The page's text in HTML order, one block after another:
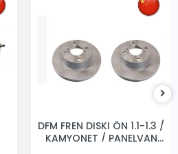
DFM FREN DISKI ÖN 1.1-1.3 /
KAMYONET / PANELVAN